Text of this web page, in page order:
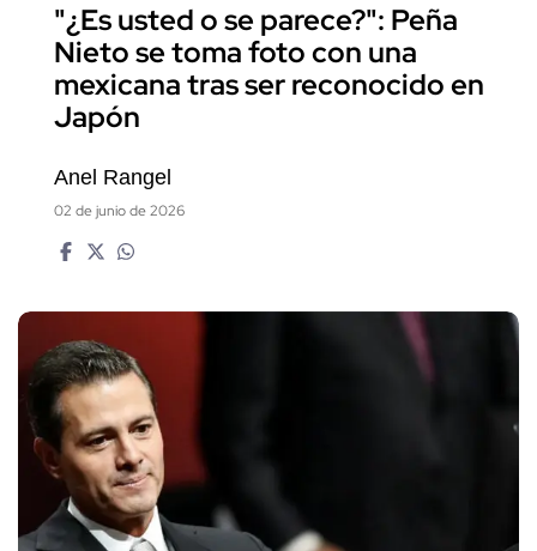
"¿Es usted o se parece?": Peña
Nieto se toma foto con una
mexicana tras ser reconocido en
Japón
Anel Rangel
02 de junio de 2026